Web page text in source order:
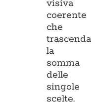
visiva
coerente
che
trascenda
la
somma
delle
singole
scelte.